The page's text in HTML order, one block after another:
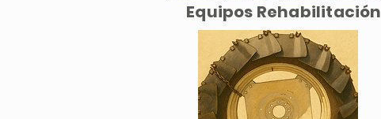
Equipos Rehabilitación